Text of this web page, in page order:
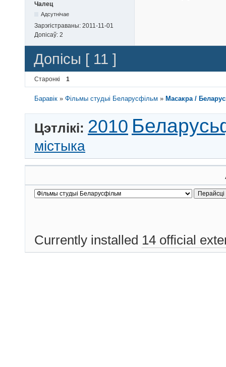
Чалец
Адсутнічае
Зарэгістраваны: 2011-11-01
Допісаў: 2
Допісы [ 11 ]
Старонкі 1
Баравік »Фільмы студыі Беларусфільм » Масакра /
Цэтлікі: 2010
містыка
Currently installed 14 official